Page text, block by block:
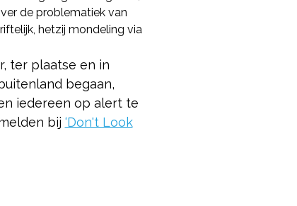
de problematiek van
hetzij mondeling via
ter plaatse en in
begaan,
iedereen op alert te
bij ‘Don't Look